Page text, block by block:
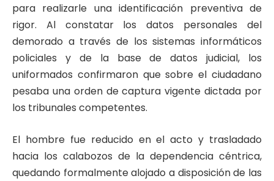
para realizarle una identificación preventiva de
rigor. Al constatar los datos personales del
demorado a través de los sistemas informáticos
policiales y de la base de datos judicial, los
uniformados confirmaron que sobre el ciudadano
pesaba una orden de captura vigente dictada por
los tribunales competentes.
El hombre fue reducido en el acto y trasladado
hacia los calabozos de la dependencia céntrica,
quedando formalmente alojado a disposición de las